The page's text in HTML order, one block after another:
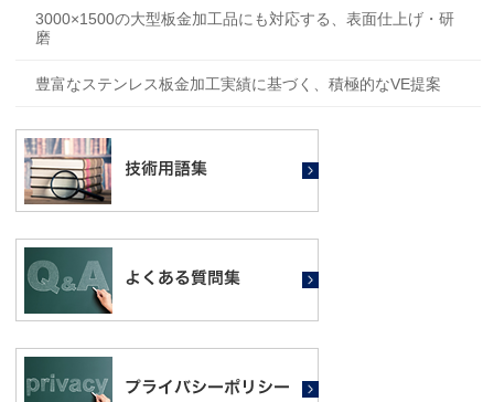
3000×1500の大型板金加工品にも対応する、表面仕上げ・研
磨
豊富なステンレス板金加工実績に基づく、積極的なVE提案